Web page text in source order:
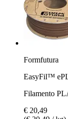
Formfutura
EasyFil™
Filamento
€ 20,49